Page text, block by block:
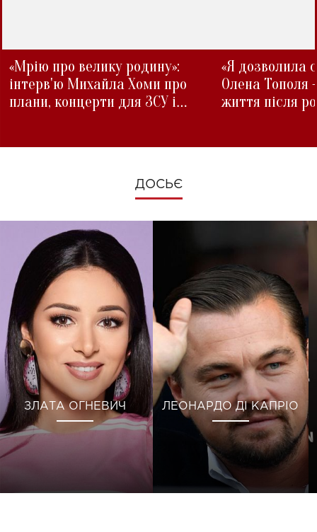
«Мрію про велику родину»:
інтерв'ю Михайла Хоми про
плани, концерти для ЗСУ і
«Я дозволила
Олена Тополя
життя після
ДОСЬЄ
ЗЛАТА ОГНЕВИЧ ЛЕОНАРДО ДІ КАПРІО